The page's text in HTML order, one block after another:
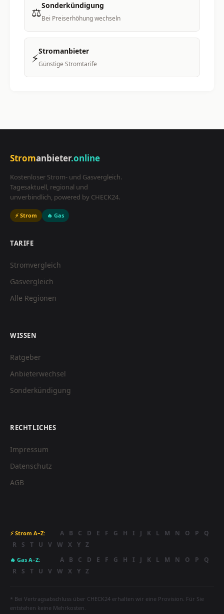
⚖️Sonderkündigung
Bei Preiserhöhung wechseln
⚡Stromanbieter
Günstige Stromtarife
Stromanbieter.online
Kostenloser Strom- und Gasvergleich.
Tagesaktuell, regional und
unverbindlich, powered by CHECK24.
⚡ Strom 🔥 Gas
TARIFE
Stromvergleich
Gasvergleich
Alle Regionen
WISSEN
Ratgeber
Anbieterwechsel
Sonderkündigung
RECHTLICHES
Impressum
Datenschutz
AGB
⚡ Strom A–Z: A B C D E F G H I J K L M N O P
Q
R
S T U V W X Y Z
🔥 Gas A–Z: A B C D E F G H I J K L M N O P
Q
R
S T U V W X Y Z
* Bei Vertragsabschluss über CHECK24 erhalten wir eine Provision. Für Sie
entstehen keine Mehrkosten.